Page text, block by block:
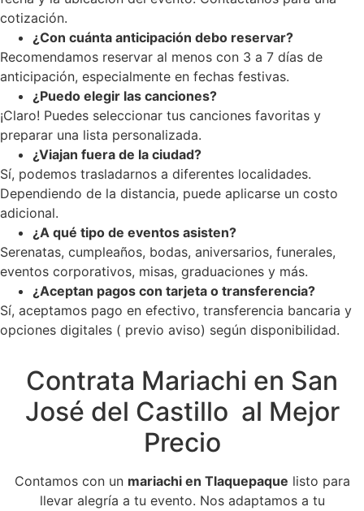
cotización.
¿Con cuánta anticipación debo reservar?
Recomendamos reservar al menos con 3 a 7 días de
anticipación, especialmente en fechas festivas.
¿Puedo elegir las canciones?
¡Claro! Puedes seleccionar tus canciones favoritas y
preparar una lista personalizada.
¿Viajan fuera de la ciudad?
Sí, podemos trasladarnos a diferentes localidades.
Dependiendo de la distancia, puede aplicarse un costo
adicional.
¿A qué tipo de eventos asisten?
Serenatas, cumpleaños, bodas, aniversarios, funerales,
eventos corporativos, misas, graduaciones y más.
¿Aceptan pagos con tarjeta o transferencia?
Sí, aceptamos pago en efectivo, transferencia bancaria y
opciones digitales ( previo aviso) según disponibilidad.
Contrata Mariachi en San
José del Castillo al Mejor
Precio
Contamos con un mariachi en Tlaquepaque listo para
llevar alegría a tu evento. Nos adaptamos a tu